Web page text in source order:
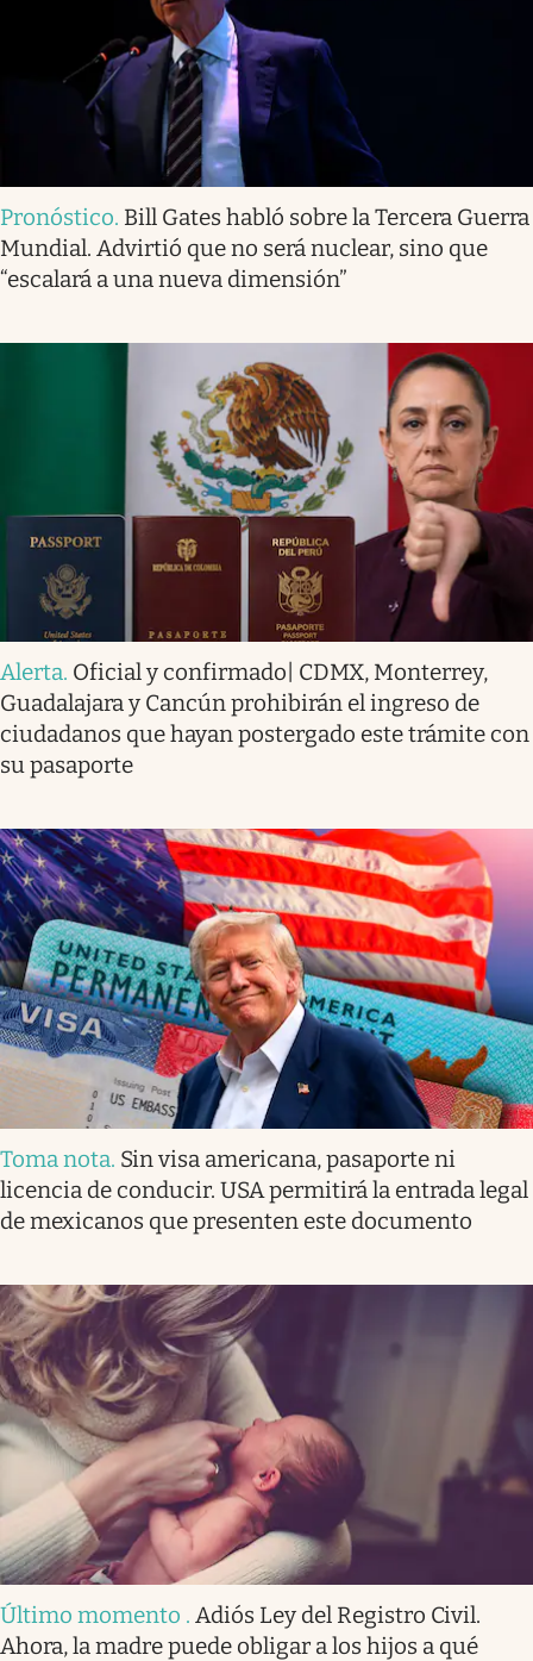
Pronóstico. Bill Gates habló sobre la Tercera Guerra
Mundial. Advirtió que no será nuclear, sino que
“escalará a una nueva dimensión”
Alerta. Oficial y confirmado| CDMX, Monterrey,
Guadalajara y Cancún prohibirán el ingreso de
ciudadanos que hayan postergado este trámite con
su pasaporte
Toma nota. Sin visa americana, pasaporte ni
licencia de conducir. USA permitirá la entrada legal
de mexicanos que presenten este documento
Último momento . Adiós Ley del Registro Civil.
Ahora, la madre puede obligar a los hijos a qué